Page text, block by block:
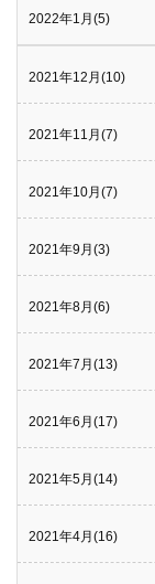
2022年1月(5)
2021年12月(10)
2021年11月(7)
2021年10月(7)
2021年9月(3)
2021年8月(6)
2021年7月(13)
2021年6月(17)
2021年5月(14)
2021年4月(16)